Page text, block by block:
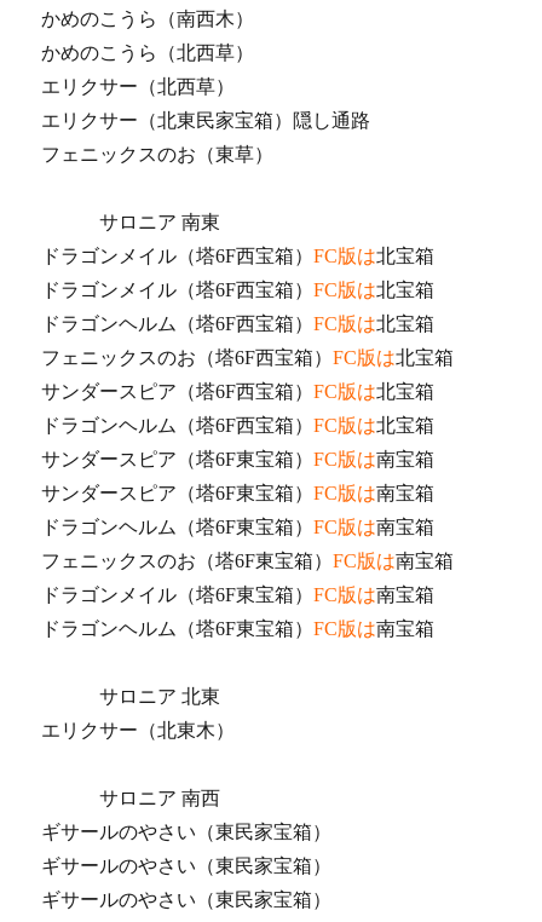
かめのこうら（南西木）
かめのこうら（北西草）
エリクサー（北西草）
エリクサー（北東民家宝箱）隠し通路
フェニックスのお（東草）
サロニア 南東
ドラゴンメイル（塔6F西宝箱）FC版は北宝箱
ドラゴンメイル（塔6F西宝箱）FC版は北宝箱
ドラゴンヘルム（塔6F西宝箱）FC版は北宝箱
フェニックスのお（塔6F西宝箱）FC版は北宝箱
サンダースピア（塔6F西宝箱）FC版は北宝箱
ドラゴンヘルム（塔6F西宝箱）FC版は北宝箱
サンダースピア（塔6F東宝箱）FC版は南宝箱
サンダースピア（塔6F東宝箱）FC版は南宝箱
ドラゴンヘルム（塔6F東宝箱）FC版は南宝箱
フェニックスのお（塔6F東宝箱）FC版は南宝箱
ドラゴンメイル（塔6F東宝箱）FC版は南宝箱
ドラゴンヘルム（塔6F東宝箱）FC版は南宝箱
サロニア 北東
エリクサー（北東木）
サロニア 南西
ギサールのやさい（東民家宝箱）
ギサールのやさい（東民家宝箱）
ギサールのやさい（東民家宝箱）